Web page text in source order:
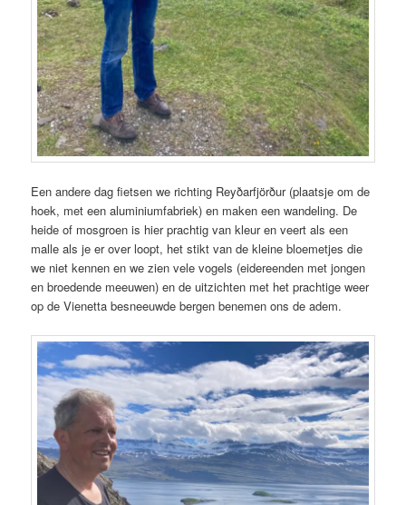
Een andere dag fietsen we richting Reyðarfjörður (plaatsje om de
hoek, met een aluminiumfabriek) en maken een wandeling. De
heide of mosgroen is hier prachtig van kleur en veert als een
malle als je er over loopt, het stikt van de kleine bloemetjes die
we niet kennen en we zien vele vogels (eidereenden met jongen
en broedende meeuwen) en de uitzichten met het prachtige weer
op de Vienetta besneeuwde bergen benemen ons de adem.